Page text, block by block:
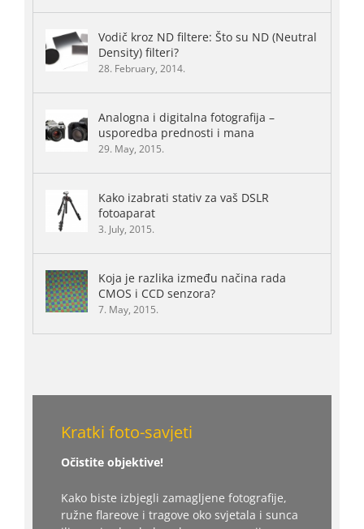
Vodič kroz ND filtere: Što su ND (Neutral
Density) filteri?
28. February, 2014.
Analogna i digitalna fotografija –
usporedba prednosti i mana
29. May, 2015.
Kako izabrati stativ za vaš DSLR
fotoaparat
3. July, 2015.
Koja je razlika između načina rada
CMOS i CCD senzora?
7. May, 2015.
Kratki foto-savjeti
Očistite objektive!
Kako biste izbjegli zamagljene fotografije,
ružne flareove i tragove oko svjetala i sunca